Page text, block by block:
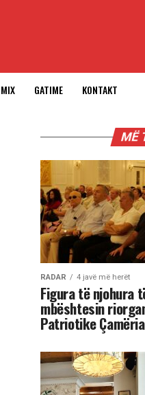
MIX GATIME KONTAKT
MË
RADAR 4 javë më herët
Figura të njohura
mbështesin
Patriotike Çamëria